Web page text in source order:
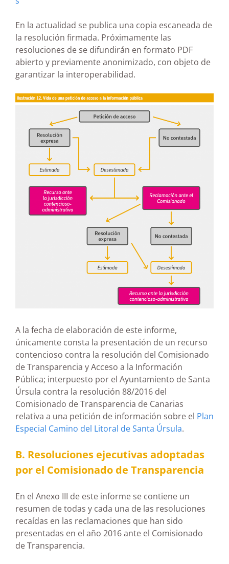
En la actualidad se publica una copia escaneada de
la resolución firmada. Próximamente las
resoluciones de se difundirán en formato PDF
abierto y previamente anonimizado, con objeto de
garantizar la interoperabilidad.
A la fecha de elaboración de este informe,
únicamente consta la presentación de un recurso
contencioso contra la resolución del Comisionado
de Transparencia y Acceso a la Información
Pública; interpuesto por el Ayuntamiento de Santa
Úrsula contra la resolución 88/2016 del
Comisionado de Transparencia de Canarias
relativa a una petición de información sobre el Plan
Especial Camino del Litoral de Santa Úrsula.
B. Resoluciones ejecutivas adoptadas
por el Comisionado de Transparencia
En el Anexo III de este informe se contiene un
resumen de todas y cada una de las resoluciones
recaídas en las reclamaciones que han sido
presentadas en el año 2016 ante el Comisionado
de Transparencia.